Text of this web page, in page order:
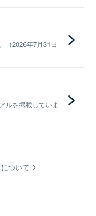
（2026年7月31日
ルを掲載していま
ついて